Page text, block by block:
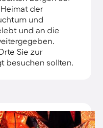
der
und
und an die
Sie zur
besuchen sollten.